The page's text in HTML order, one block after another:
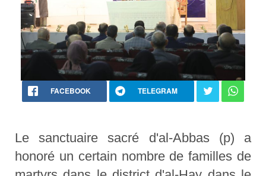
FACEBOOK TELEGRAM
Le sanctuaire sacré d'al-Abbas (p) a
honoré un certain nombre de familles de